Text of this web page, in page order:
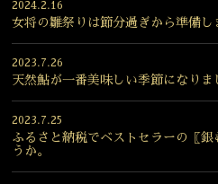
2024.2.16
女将の雛祭りは節分過ぎから準備し
2023.7.26
天然鮎が一番美味しい季節になりま
2023.7.25
ふるさと納税でベストセラーの〖銀
うか。